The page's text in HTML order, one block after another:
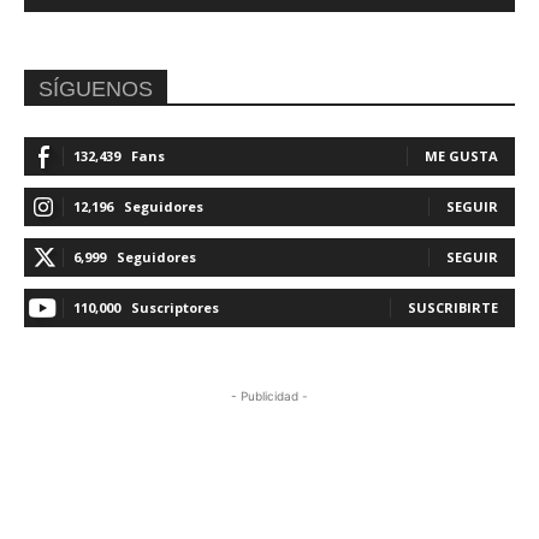
SÍGUENOS
132,439 Fans ME GUSTA
12,196 Seguidores SEGUIR
6,999 Seguidores SEGUIR
110,000 Suscriptores SUSCRIBIRTE
- Publicidad -